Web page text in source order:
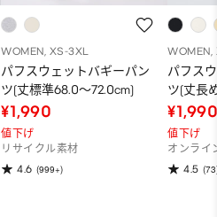
WOMEN, XS-3XL
パフスウェットバギーパン
ツ(丈標準68.0～72.0cm)
¥1,990
値下げ
リサイクル素材
4.6 (999+)
WOMEN,
パフス
ツ(丈長
値下げ
オンライ
4.5